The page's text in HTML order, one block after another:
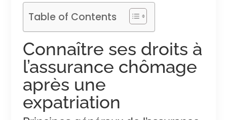
Table of Contents
Connaître ses droits à
l’assurance chômage
après une
expatriation